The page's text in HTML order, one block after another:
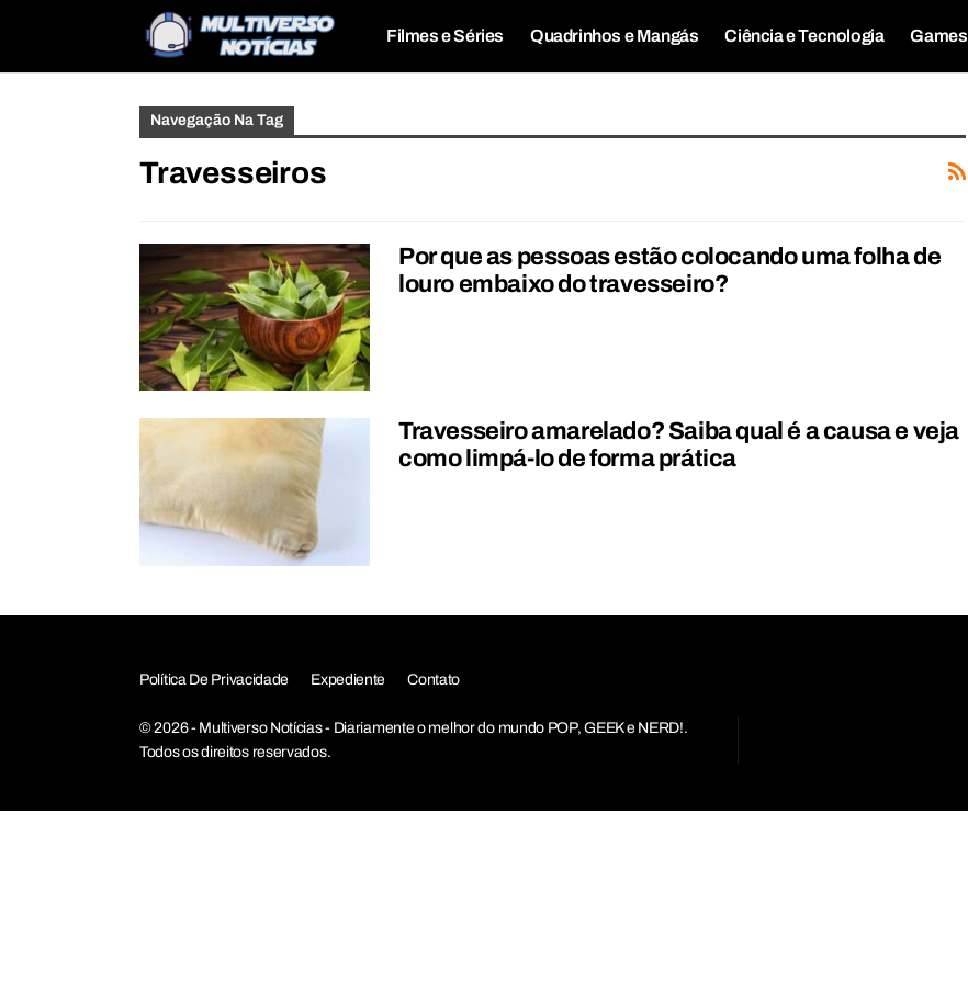
Filmes e Séries Quadrinhos e Mangás Ciência e Tecnologia Games
Navegação Na Tag
Travesseiros
Por que as pessoas estão colocando uma folha de
louro embaixo do travesseiro?
Travesseiro amarelado? Saiba qual é a causa e veja
como limpá-lo de forma prática
Política De Privacidade Expediente Contato
© 2026 - Multiverso Notícias - Diariamente o melhor do mundo POP, GEEK e NERD!.
Todos os direitos reservados.